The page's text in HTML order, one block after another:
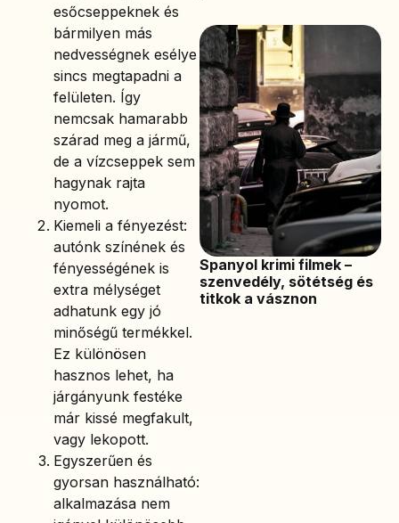
esőcseppeknek és
bármilyen más
nedvességnek esélye
sincs megtapadni a
felületen. Így
nemcsak hamarabb
szárad meg a jármű,
de a vízcseppek sem
hagynak rajta
nyomot.
Kiemeli a fényezést:
autónk színének és
fényességének is
extra mélységet
adhatunk egy jó
minőségű termékkel.
Ez különösen
hasznos lehet, ha
járgányunk festéke
már kissé megfakult,
vagy lekopott.
Egyszerűen és
gyorsan használható:
alkalmazása nem
Spanyol krimi filmek –
szenvedély, sötétség és
titkok a vásznon